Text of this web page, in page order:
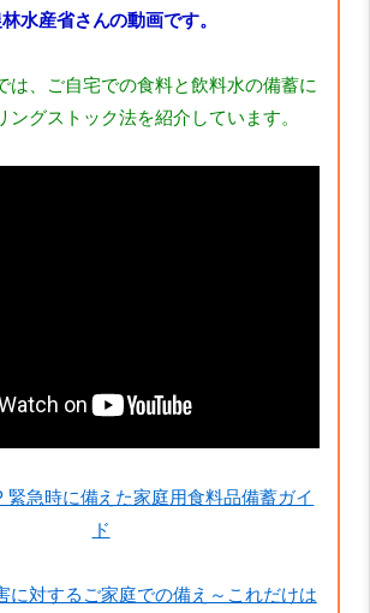
水産省さんの動画です。
は、ご自宅での食料と飲料水の備蓄に
ングストック法を紹介しています。
緊急時に備えた家庭用食料品備蓄ガイ
ド
に対するご家庭での備え～これだけは